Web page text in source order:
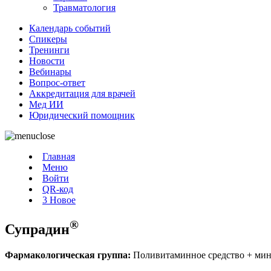
Травматология
Календарь событий
Спикеры
Тренинги
Новости
Вебинары
Вопрос-ответ
Аккредитация для врачей
Мед ИИ
Юридический помощник
Главная
Меню
Войти
QR-код
3 Новое
Супрадин®
Фармакологическая группа: Поливитаминное средство +